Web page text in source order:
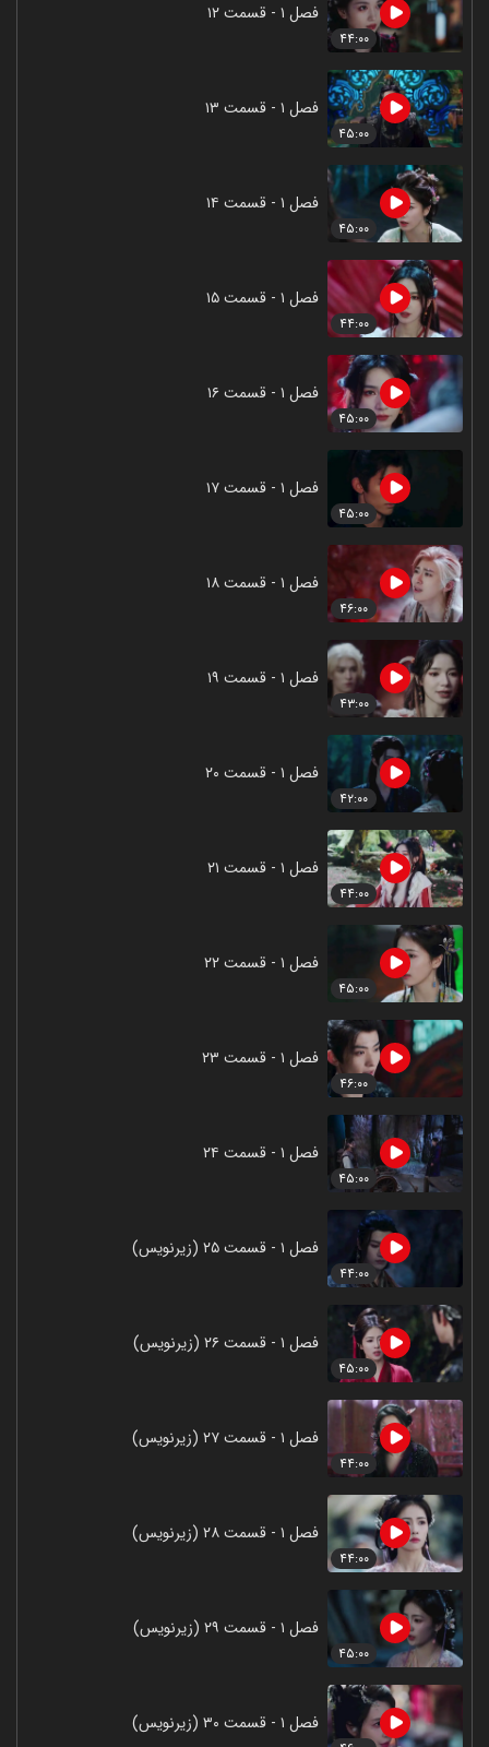
۴۴:۰۰
فصل ۱ - قسمت ۱۲
۴۵:۰۰
فصل ۱ - قسمت ۱۳
۴۵:۰۰
فصل ۱ - قسمت ۱۴
۴۴:۰۰
فصل ۱ - قسمت ۱۵
۴۵:۰۰
فصل ۱ - قسمت ۱۶
۴۵:۰۰
فصل ۱ - قسمت ۱۷
۴۶:۰۰
فصل ۱ - قسمت ۱۸
۴۳:۰۰
فصل ۱ - قسمت ۱۹
۴۲:۰۰
فصل ۱ - قسمت ۲۰
۴۴:۰۰
فصل ۱ - قسمت ۲۱
۴۵:۰۰
فصل ۱ - قسمت ۲۲
۴۶:۰۰
فصل ۱ - قسمت ۲۳
۴۵:۰۰
فصل ۱ - قسمت ۲۴
۴۴:۰۰
فصل ۱ - قسمت ۲۵ (زیرنویس)
۴۵:۰۰
فصل ۱ - قسمت ۲۶ (زیرنویس)
۴۴:۰۰
فصل ۱ - قسمت ۲۷ (زیرنویس)
۴۴:۰۰
فصل ۱ - قسمت ۲۸ (زیرنویس)
۴۵:۰۰
فصل ۱ - قسمت ۲۹ (زیرنویس)
فصل ۱ - قسمت ۳۰ (زیرنویس)